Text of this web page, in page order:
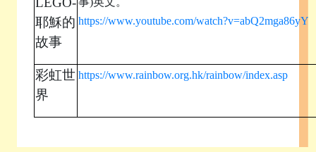
耶穌的
故事
https://www.youtube.com/watch?v=abQ2mga86yY
彩虹世
界
https://www.rainbow.org.hk/rainbow/index.asp